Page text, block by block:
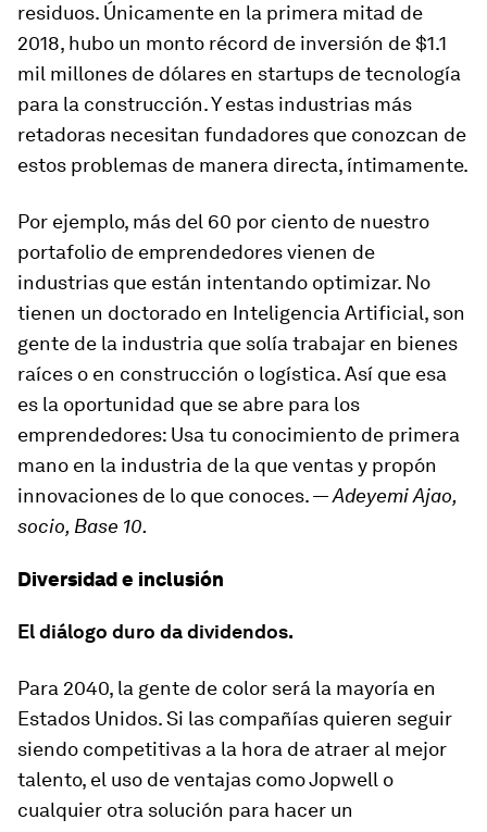
residuos. Únicamente en la primera mitad de
2018, hubo un monto récord de inversión de $1.1
mil millones de dólares en startups de tecnología
para la construcción. Y estas industrias más
retadoras necesitan fundadores que conozcan de
estos problemas de manera directa, íntimamente.
Por ejemplo, más del 60 por ciento de nuestro
portafolio de emprendedores vienen de
industrias que están intentando optimizar. No
tienen un doctorado en Inteligencia Artificial, son
gente de la industria que solía trabajar en bienes
raíces o en construcción o logística. Así que esa
es la oportunidad que se abre para los
emprendedores: Usa tu conocimiento de primera
mano en la industria de la que ventas y propón
innovaciones de lo que conoces. —Adeyemi Ajao,
socio, Base 10.
Diversidad e inclusión
El diálogo duro da dividendos.
Para 2040, la gente de color será la mayoría en
Estados Unidos. Si las compañías quieren seguir
siendo competitivas a la hora de atraer al mejor
talento, el uso de ventajas como Jopwell o
cualquier otra solución para hacer un